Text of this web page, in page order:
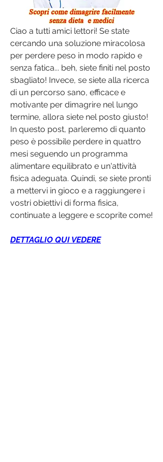
Ciao a tutti amici lettori! Se state
cercando una soluzione miracolosa
per perdere peso in modo rapido e
senza fatica... beh, siete finiti nel posto
sbagliato! Invece, se siete alla ricerca
di un percorso sano, efficace e
motivante per dimagrire nel lungo
termine, allora siete nel posto giusto!
In questo post, parleremo di quanto
peso è possibile perdere in quattro
mesi seguendo un programma
alimentare equilibrato e un'attività
fisica adeguata. Quindi, se siete pronti
a mettervi in gioco e a raggiungere i
vostri obiettivi di forma fisica,
continuate a leggere e scoprite come!
DETTAGLIO QUI VEDERE